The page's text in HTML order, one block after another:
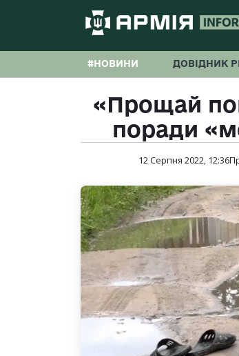
#НОВИНИ ДОВІДНИК
«Прощай
поради
12 Серпня 2022, 12:36